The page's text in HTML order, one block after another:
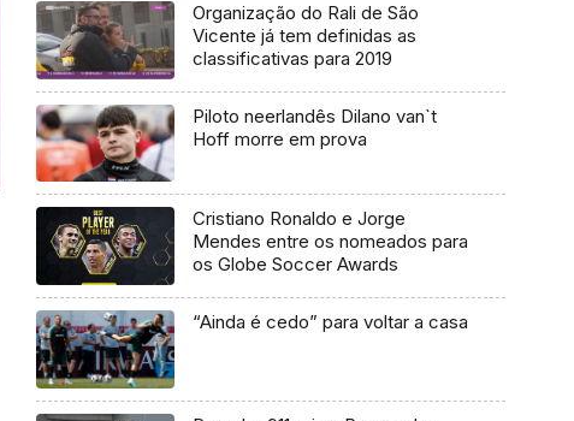
Organização do Rali de São
Vicente já tem definidas as
classificativas para 2019
Piloto neerlandês Dilano van`t
Hoff morre em prova
Cristiano Ronaldo e Jorge
Mendes entre os nomeados para
os Globe Soccer Awards
“Ainda é cedo” para voltar a casa